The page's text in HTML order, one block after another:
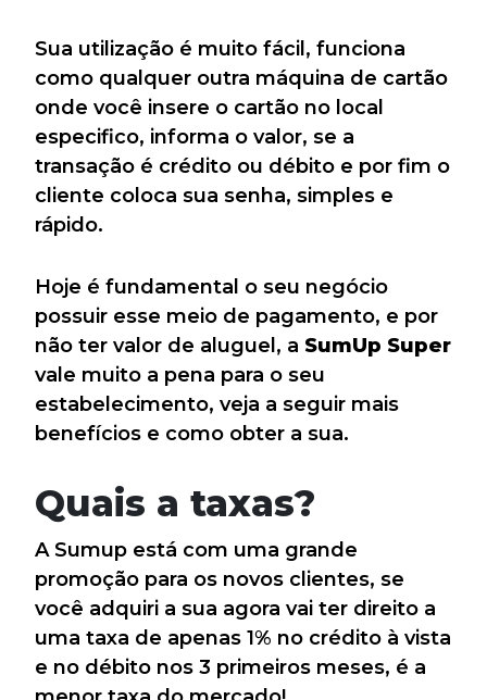
Sua utilização é muito fácil, funciona
como qualquer outra máquina de cartão
onde você insere o cartão no local
especifico, informa o valor, se a
transação é crédito ou débito e por fim o
cliente coloca sua senha, simples e
rápido.
Hoje é fundamental o seu negócio
possuir esse meio de pagamento, e por
não ter valor de aluguel, a SumUp Super
vale muito a pena para o seu
estabelecimento, veja a seguir mais
benefícios e como obter a sua.
Quais a taxas?
A Sumup está com uma grande
promoção para os novos clientes, se
você adquiri a sua agora vai ter direito a
uma taxa de apenas 1% no crédito à vista
e no débito nos 3 primeiros meses, é a